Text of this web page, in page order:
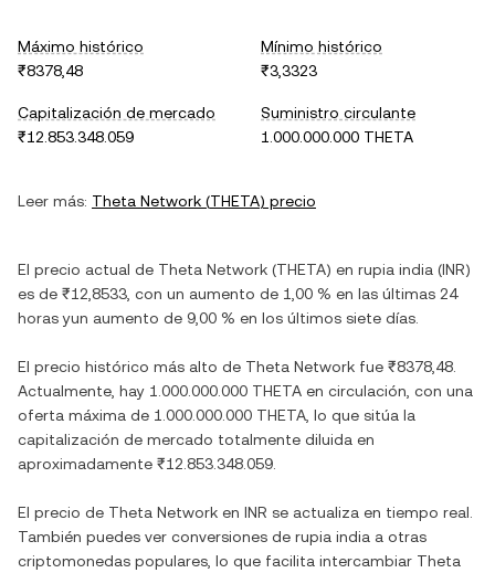
Máximo histórico
₹8378,48
Mínimo histórico
₹3,3323
Capitalización de mercado
₹12.853.348.059
Suministro circulante
1.000.000.000 THETA
Leer más: Theta Network (THETA) precio
El precio actual de Theta Network (THETA) en rupia india (INR)
es de ₹12,8533 , con un aumento de 1,00 % en las últimas 24
horas yun aumento de 9,00 % en los últimos siete días.
El precio histórico más alto de Theta Network fue ₹8378,48
Actualmente, hay 1.000.000.000 THETA en circulación, con una
oferta máxima de 1.000.000.000 THETA , lo que sitúa la
capitalización de mercado totalmente diluida en
aproximadamente ₹12.853.348.059
El precio de Theta Network en INR se actualiza en tiempo real.
También puedes ver conversiones de rupia india a otras
criptomonedas populares, lo que facilita intercambiar Theta